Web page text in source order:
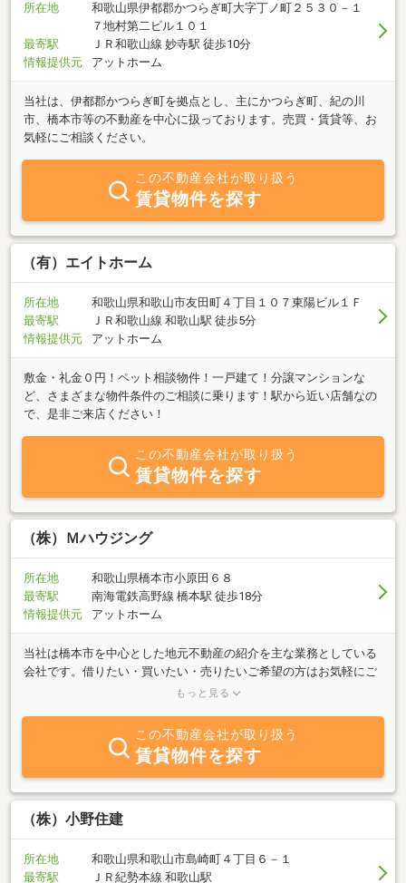
所在地
和歌山県伊都郡かつらぎ町大字丁ノ町２５３０－１
７地村第二ビル１０１
最寄駅
ＪＲ和歌山線 妙寺駅 徒歩10分
情報提供元
アットホーム
当社は、伊都郡かつらぎ町を拠点とし、主にかつらぎ町、紀の川
市、橋本市等の不動産を中心に扱っております。売買・賃貸等、お
気軽にご相談ください。
この不動産会社が取り扱う
賃貸物件を探す
（有）エイトホーム
所在地
和歌山県和歌山市友田町４丁目１０７東陽ビル１Ｆ
最寄駅
ＪＲ和歌山線 和歌山駅 徒歩5分
情報提供元
アットホーム
敷金・礼金０円！ペット相談物件！一戸建て！分譲マンションな
ど、さまざまな物件条件のご相談に乗ります！駅から近い店舗なの
で、是非ご来店ください！
この不動産会社が取り扱う
賃貸物件を探す
（株）Ｍハウジング
所在地
和歌山県橋本市小原田６８
最寄駅
南海電鉄高野線 橋本駅 徒歩18分
情報提供元
アットホーム
当社は橋本市を中心とした地元不動産の紹介を主な業務としている
会社です。借りたい・買いたい・売りたいご希望の方はお気軽にご
相談下さいませ。豊富な情報力を活かしてご希望に添えるよう努力
もっと見る
この不動産会社が取り扱う
賃貸物件を探す
（株）小野住建
所在地
和歌山県和歌山市島崎町４丁目６－１
最寄駅
ＪＲ紀勢本線 和歌山駅